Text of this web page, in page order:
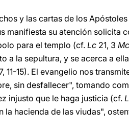
y las cartas de los
manifiesta su atención solicita
para el templo (cf. Lc 21, 3 Mc
a la sepultura, y se acerca a
11-15). El evangelio nos
sin desfallecer", tomando
injusto que le haga justicia (cf.
la hacienda de las viudas",